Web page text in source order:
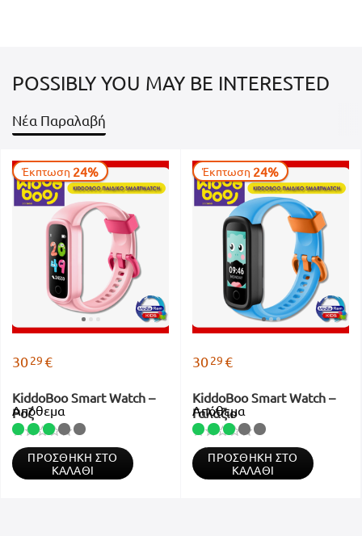
POSSIBLY YOU MAY BE INTERESTED
Νέα Παραλαβή
Έκπτωση 24%
30 29€
KiddoBoo Smart Watch –
Ροζ
Απόθεμα
ΠΡΟΣΘΉΚΗ ΣΤΟ
ΚΑΛΆΘΙ
Έκπτωση 24%
30 29€
KiddoBoo Smart Watch –
Γαλάζιο
Απόθεμα
ΠΡΟΣΘΉΚΗ ΣΤΟ
ΚΑΛΆΘΙ